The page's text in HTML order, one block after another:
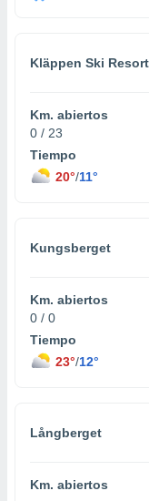
Kläppen Ski Resort
Km. abiertos
0 / 23
Tiempo
20°/11°
Kungsberget
Km. abiertos
0 / 0
Tiempo
23°/12°
Långberget
Km. abiertos